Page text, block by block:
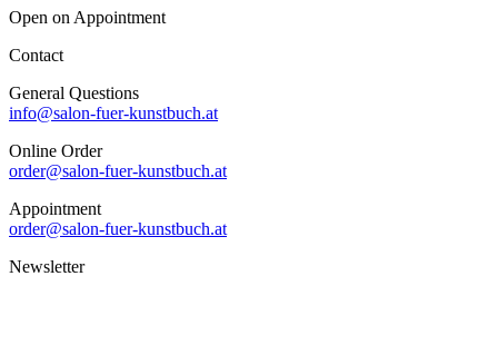
Open on Appointment
Contact
General Questions
info@salon-fuer-kunstbuch.at
Online Order
order@salon-fuer-kunstbuch.at
Appointment
order@salon-fuer-kunstbuch.at
Newsletter